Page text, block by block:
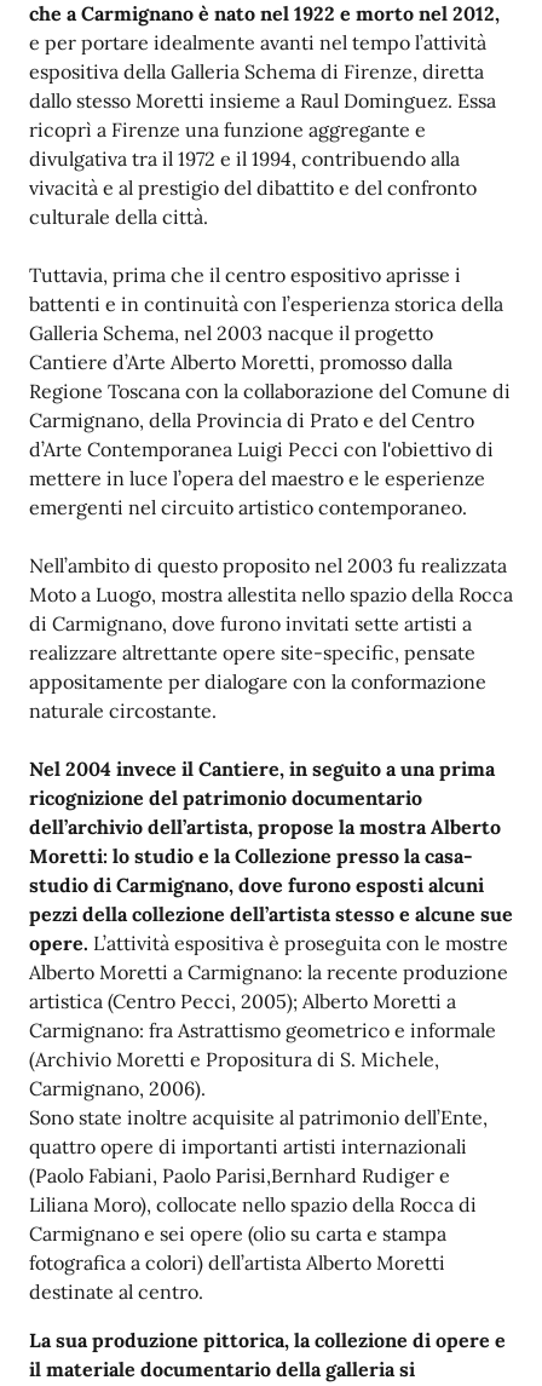
che a Carmignano è nato nel 1922 e morto nel 2012,
e per portare idealmente avanti nel tempo l’attività
espositiva della Galleria Schema di Firenze, diretta
dallo stesso Moretti insieme a Raul Dominguez. Essa
ricoprì a Firenze una funzione aggregante e
divulgativa tra il 1972 e il 1994, contribuendo alla
vivacità e al prestigio del dibattito e del confronto
culturale della città.
Tuttavia, prima che il centro espositivo aprisse i
battenti e in continuità con l’esperienza storica della
Galleria Schema, nel 2003 nacque il progetto
Cantiere d’Arte Alberto Moretti, promosso dalla
Regione Toscana con la collaborazione del Comune di
Carmignano, della Provincia di Prato e del Centro
d’Arte Contemporanea Luigi Pecci con l'obiettivo di
mettere in luce l’opera del maestro e le esperienze
emergenti nel circuito artistico contemporaneo.
Nell’ambito di questo proposito nel 2003 fu realizzata
Moto a Luogo, mostra allestita nello spazio della Rocca
di Carmignano, dove furono invitati sette artisti a
realizzare altrettante opere site-specific, pensate
appositamente per dialogare con la conformazione
naturale circostante.
Nel 2004 invece il Cantiere, in seguito a una prima
ricognizione del patrimonio documentario
dell’archivio dell’artista, propose la mostra Alberto
Moretti: lo studio e la Collezione presso la casa-
studio di Carmignano, dove furono esposti alcuni
pezzi della collezione dell’artista stesso e alcune sue
opere. L’attività espositiva è proseguita con le mostre
Alberto Moretti a Carmignano: la recente produzione
artistica (Centro Pecci, 2005); Alberto Moretti a
Carmignano: fra Astrattismo geometrico e informale
(Archivio Moretti e Propositura di S. Michele,
Carmignano, 2006).
Sono state inoltre acquisite al patrimonio dell’Ente,
quattro opere di importanti artisti internazionali
(Paolo Fabiani, Paolo Parisi,Bernhard Rudiger e
Liliana Moro), collocate nello spazio della Rocca di
Carmignano e sei opere (olio su carta e stampa
fotografica a colori) dell’artista Alberto Moretti
destinate al centro.
La sua produzione pittorica, la collezione di opere e
il materiale documentario della galleria si